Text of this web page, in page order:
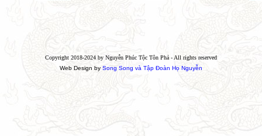
Copyright 2018-2024 by Nguyễn Phúc Tộc Tôn Phả - All rights reserved
Web Design by Song Song và Tập Đoàn Họ Nguyễn